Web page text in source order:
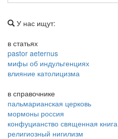
У нас ищут:
в статьях
pastor aeternus
мифы об индульгенциях
влияние католицизма
в справочнике
пальмарианская церковь
мормоны россия
конфуцианство священная книга
религиозный нигилизм